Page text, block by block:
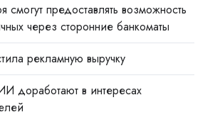
смогут предоставлять возможность
через сторонние банкоматы
рекламную выручку
доработают в интересах